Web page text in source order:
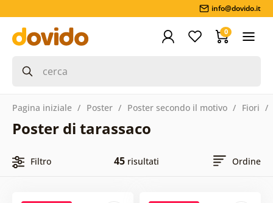
info@dovido.it
0
Pagina iniziale Poster Poster secondo il motivo Fiori
Poster di tarassaco
Filtro 45 risultati Ordine